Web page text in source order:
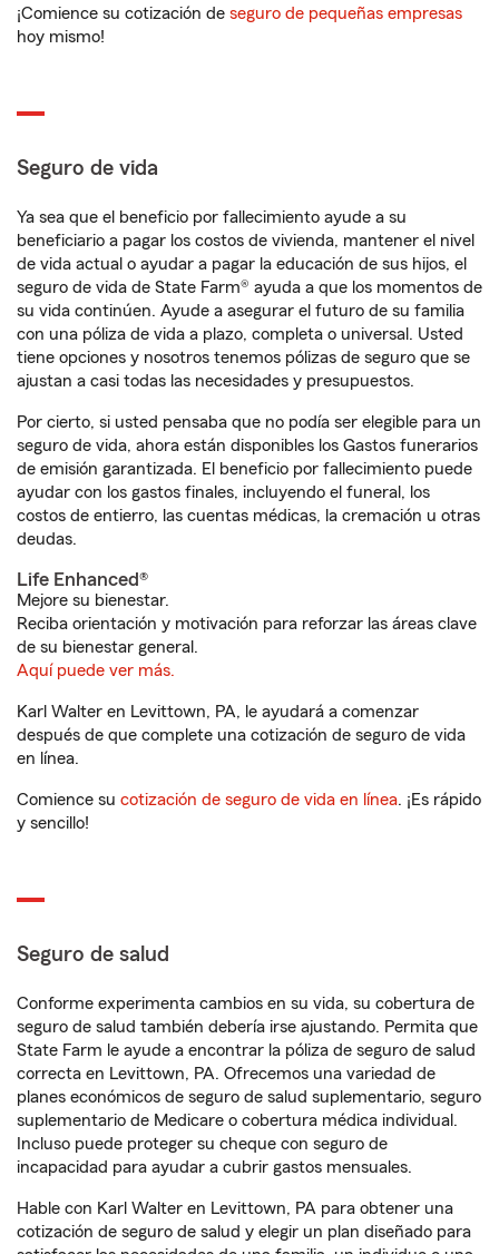
¡Comience su cotización de seguro de pequeñas empresas
hoy mismo!
Seguro de vida
Ya sea que el beneficio por fallecimiento ayude a su
beneficiario a pagar los costos de vivienda, mantener el nivel
de vida actual o ayudar a pagar la educación de sus hijos, el
seguro de vida de State Farm® ayuda a que los momentos de
su vida continúen. Ayude a asegurar el futuro de su familia
con una póliza de vida a plazo, completa o universal. Usted
tiene opciones y nosotros tenemos pólizas de seguro que se
ajustan a casi todas las necesidades y presupuestos.
Por cierto, si usted pensaba que no podía ser elegible para un
seguro de vida, ahora están disponibles los Gastos funerarios
de emisión garantizada. El beneficio por fallecimiento puede
ayudar con los gastos finales, incluyendo el funeral, los
costos de entierro, las cuentas médicas, la cremación u otras
deudas.
Life Enhanced®
Mejore su bienestar.
Reciba orientación y motivación para reforzar las áreas clave
de su bienestar general.
Aquí puede ver más.
Karl Walter en Levittown, PA, le ayudará a comenzar
después de que complete una cotización de seguro de vida
en línea.
Comience su cotización de seguro de vida en línea. ¡Es rápido
y sencillo!
Seguro de salud
Conforme experimenta cambios en su vida, su cobertura de
seguro de salud también debería irse ajustando. Permita que
State Farm le ayude a encontrar la póliza de seguro de salud
correcta en Levittown, PA. Ofrecemos una variedad de
planes económicos de seguro de salud suplementario, seguro
suplementario de Medicare o cobertura médica individual.
Incluso puede proteger su cheque con seguro de
incapacidad para ayudar a cubrir gastos mensuales.
Hable con Karl Walter en Levittown, PA para obtener una
cotización de seguro de salud y elegir un plan diseñado para